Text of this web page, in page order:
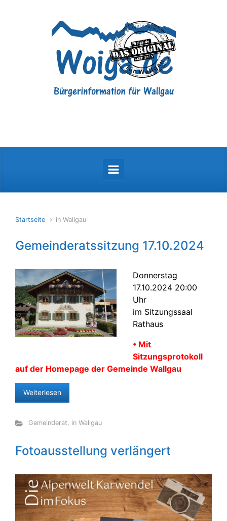
Startseite in Wallgau
Gemeinderatssitzung 17.10.2024
Donnerstag
17.10.2024 20:00
Uhr
im Sitzungssaal
Rathaus
• Mit
Sitzungsprotokoll
auf der Homepage der Gemeinde Wallgau
Weiterlesen
Gemeinderat, in Wallgau
Fotoausstellung verlängert